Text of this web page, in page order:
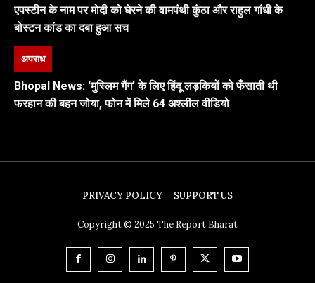
एपस्टीन के नाम पर मोदी को घेरने की वामपंथी कुंठा और राहुल गांधी के
बोस्टन कांड का दबा हुआ सच
अपराध
Bhopal News: ‘मुस्लिम गैंग’ के लिए हिंदू लड़कियों को फँसाती थी
फरहान की बहन जोया, फोन में मिले 64 अश्लील वीडियो
PRIVACY POLICY SUPPORT US
Copyright © 2025 The Report Bharat